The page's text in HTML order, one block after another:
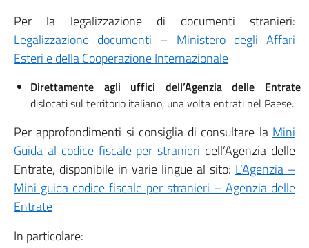
Per la legalizzazione di documenti stranieri:
Legalizzazione documenti – Ministero degli Affari
Esteri e della Cooperazione Internazionale
Direttamente agli uffici dell’Agenzia delle Entrate
dislocati sul territorio italiano, una volta entrati nel Paese.
Per approfondimenti si consiglia di consultare la Mini
Guida al codice fiscale per stranieri dell’Agenzia delle
Entrate, disponibile in varie lingue al sito: L’Agenzia –
Mini guida codice fiscale per stranieri – Agenzia delle
Entrate
In particolare: